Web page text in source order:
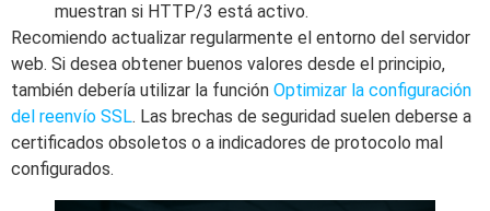
muestran si HTTP/3 está activo.
Recomiendo actualizar regularmente el entorno del servidor
web. Si desea obtener buenos valores desde el principio,
también debería utilizar la función Optimizar la configuración
del reenvío SSL. Las brechas de seguridad suelen deberse a
certificados obsoletos o a indicadores de protocolo mal
configurados.